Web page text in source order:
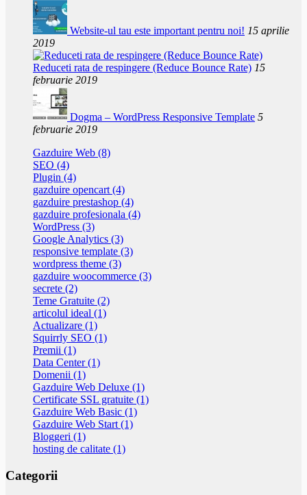
Website-ul tau este important pentru noi! 15 aprilie
2019
Reduceti rata de respingere (Reduce Bounce Rate) 15
februarie 2019
Dogma – WordPress Responsive Template 5
februarie 2019
Gazduire Web (8)
SEO (4)
Plugin (4)
gazduire opencart (4)
gazduire prestashop (4)
gazduire profesionala (4)
WordPress (3)
Google Analytics (3)
responsive template (3)
wordpress theme (3)
gazduire woocommerce (3)
secrete (2)
Teme Gratuite (2)
articolul ideal (1)
Actualizare (1)
Squirrly SEO (1)
Premii (1)
Data Center (1)
Domenii (1)
Gazduire Web Deluxe (1)
Certificate SSL gratuite (1)
Gazduire Web Basic (1)
Gazduire Web Start (1)
Bloggeri (1)
hosting de calitate (1)
Categorii